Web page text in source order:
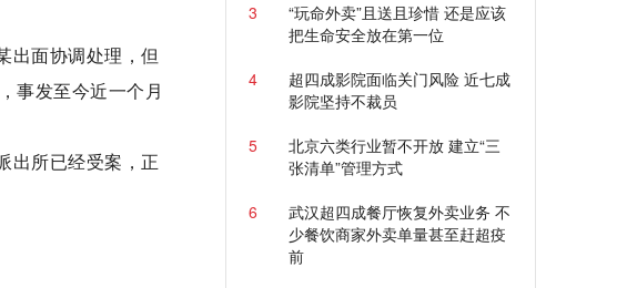
出面协调处理，但
事发至今近一个月
出所已经受案，正
3
“玩命外卖”且送且珍惜 还是应该
把生命安全放在第一位
4
超四成影院面临关门风险 近七成
影院坚持不裁员
5
北京六类行业暂不开放 建立“三
张清单”管理方式
6
武汉超四成餐厅恢复外卖业务 不
少餐饮商家外卖单量甚至赶超疫
前